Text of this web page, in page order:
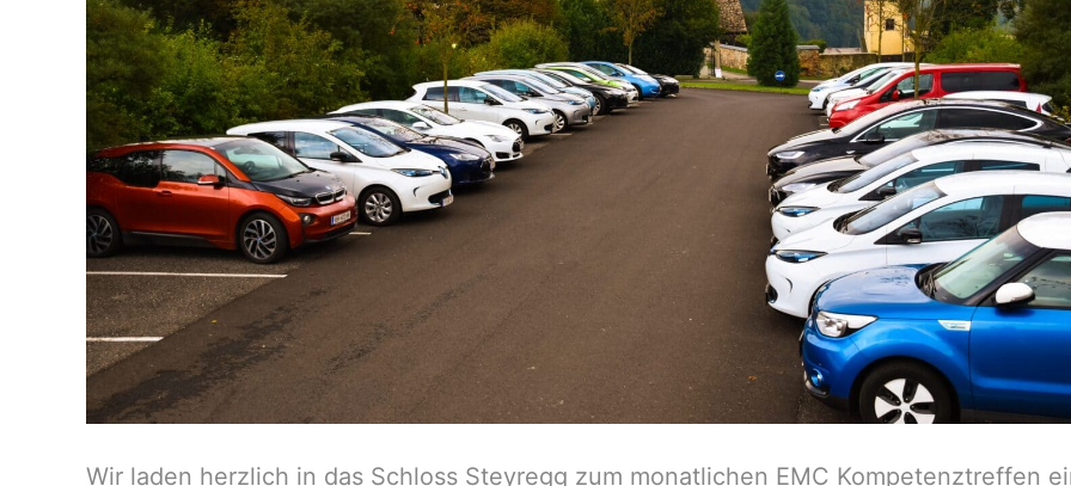
Wir laden herzlich in das Schloss Steyregg zum monatlichen EMC Kompetenztreffen